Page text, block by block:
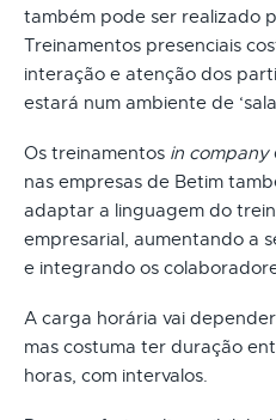
também pode ser realizado
Treinamentos presenciais
interação e atenção dos
estará num ambiente de
Os treinamentos in company
nas empresas de Betim
adaptar a linguagem do
empresarial, aumentando a
e integrando os
A carga horária vai
mas costuma ter duração
horas, com intervalos.